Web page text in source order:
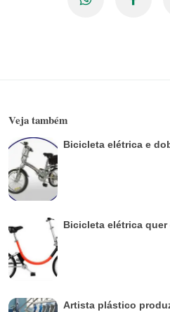
Veja também
Bicicleta elétrica e
Bicicleta elétrica
Artista plástico